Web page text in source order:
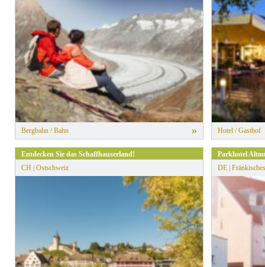
Bergbahn / Bahn » Hotel / Gasthof
Entdecken Sie das Schaffhauserland!
CH | Ostschweiz
Parkhotel
DE |